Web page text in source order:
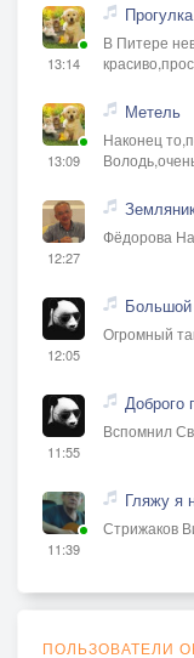
13:14
В Питере
13:09
Метель
Наконец
12:27
Фёдорова
12:05
Большой
Огромный
11:55
Доброго
Вспомнил
11:39
Гляжу я
Стрижаков
ПОЛЬЗОВАТЕЛИ